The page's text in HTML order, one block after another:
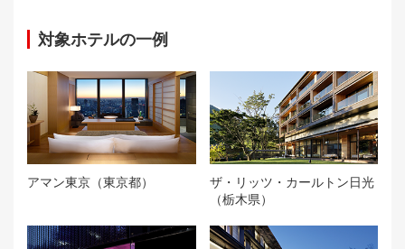
対象ホテルの一例
アマン東京（東京都）
ザ・リッツ・カールトン日光
（栃木県）